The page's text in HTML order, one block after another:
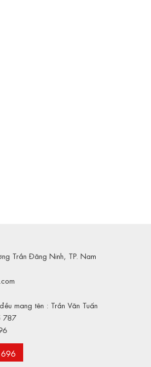
Trần Đăng Ninh, TP. Nam
mang tên : Trần Văn Tuấn
787